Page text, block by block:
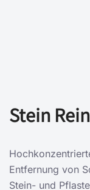
Stein
Entfernung von
Stein- und